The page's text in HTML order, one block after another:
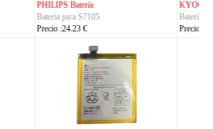
KYOCERA Batería
Batería para 5AAXBT113JAA
Precio :24.23 €